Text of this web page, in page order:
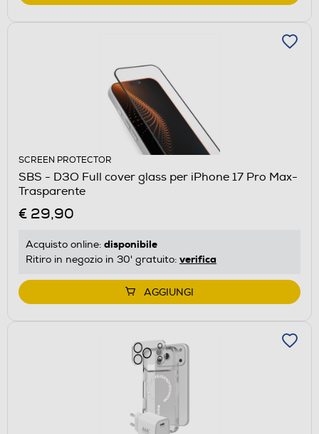
SCREEN PROTECTOR
SBS - D3O Full cover glass per iPhone 17 Pro Max-
Trasparente
€ 29,90
Acquisto online: disponibile
Ritiro in negozio in 30' gratuito: verifica
AGGIUNGI